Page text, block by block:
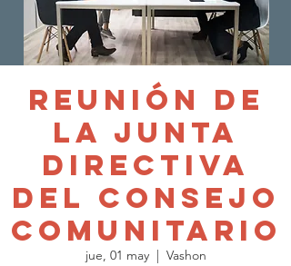
Reunión de
la Junta
Directiva
del Consejo
Comunitario
jue, 01 may
  |
Vashon